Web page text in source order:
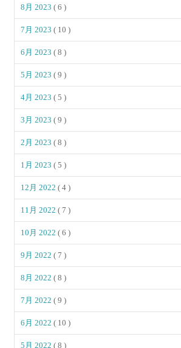
8月 2023( 6 )
7月 2023( 10 )
6月 2023( 8 )
5月 2023( 9 )
4月 2023( 5 )
3月 2023( 9 )
2月 2023( 8 )
1月 2023( 5 )
12月 2022( 4 )
11月 2022( 7 )
10月 2022( 6 )
9月 2022( 7 )
8月 2022( 8 )
7月 2022( 9 )
6月 2022( 10 )
5月 2022( 8 )